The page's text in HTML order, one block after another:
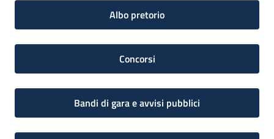
Albo pretorio
Concorsi
Bandi di gara e avvisi pubblici